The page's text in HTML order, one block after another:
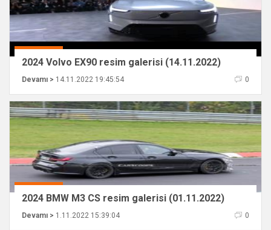
2024 Volvo EX90 resim galerisi (14.11.2022)
Devamı > 14.11.2022 19:45:54 0
2024 BMW M3 CS resim galerisi (01.11.2022)
Devamı > 1.11.2022 15:39:04 0